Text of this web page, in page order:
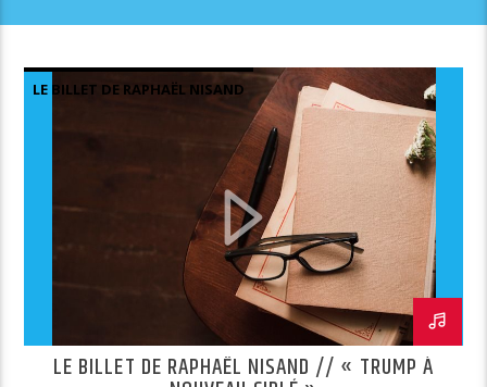
LE BILLET DE RAPHAËL NISAND
LE BILLET DE RAPHAËL NISAND // « TRUMP À